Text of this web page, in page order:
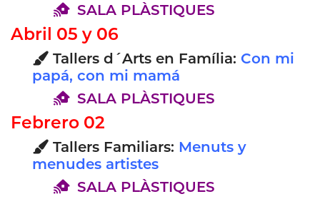
SALA PLÀSTIQUES
Abril 05 y 06
Tallers d´Arts en Família: Con mi
papá, con mi mamá
SALA PLÀSTIQUES
Febrero 02
Tallers Familiars: Menuts y
menudes artistes
SALA PLÀSTIQUES